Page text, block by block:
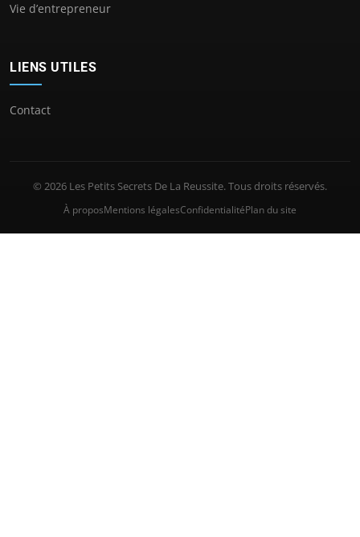
Vie d’entrepreneur
LIENS UTILES
Contact
© 2026 Les Petits Secrets De La Reussite. Tous droits réservés.
À proposMentions légalesConfidentialitéPlan du site